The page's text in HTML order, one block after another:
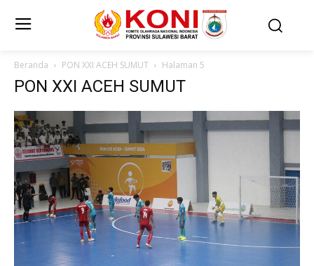
Beranda PON XXI ACEH SUMUT Halaman 5
PON XXI ACEH SUMUT